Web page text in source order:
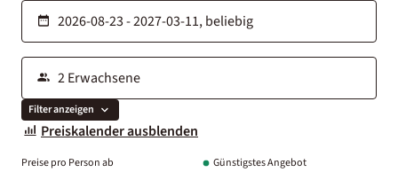
Filter anzeigen
Preiskalender ausblenden
Preise pro Person ab Günstigstes Angebot